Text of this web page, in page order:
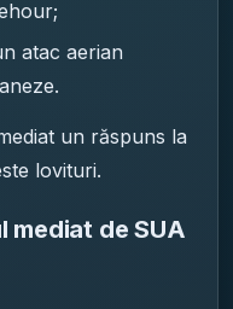
atac aerian
un răspuns la
lovituri.
mediat de SUA